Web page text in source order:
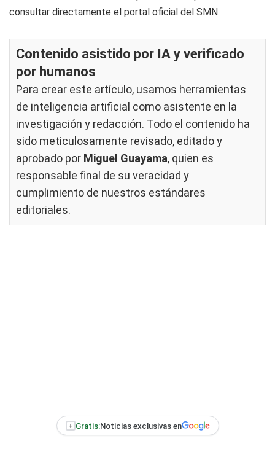
consultar directamente el portal oficial del SMN.
Contenido asistido por IA y verificado
por humanos
Para crear este artículo, usamos herramientas
de inteligencia artificial como asistente en la
investigación y redacción. Todo el contenido ha
sido meticulosamente revisado, editado y
aprobado por Miguel Guayama, quien es
responsable final de su veracidad y
cumplimiento de nuestros estándares
editoriales.
+ Gratis:Noticias exclusivas en